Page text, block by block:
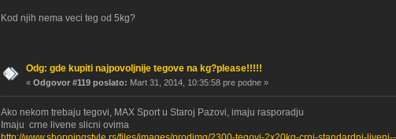
Kod njih nema veci teg od 5kg?
Odg: gde kupiti najpovoljnije tegove na kg?please!!!!!
« Odgovor #119 poslato: Mart 31, 2014, 10:35:58 pre podne »
Ako nekom trebaju tegovi, MAX Sport u Staroj Pazovi, imaju rasporadju
Imaju crne livene slicni ovima